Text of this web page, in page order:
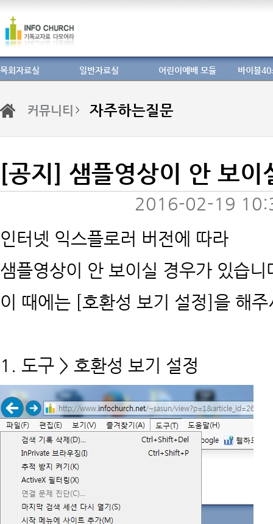
목회자료실 일반자료실 어린이예배 모듈 바이블40
커뮤니티 > 자주하는질문
[공지] 샘플영상이 안 보
2016-02-19
인터넷 익스플로러 버전에 따라
샘플영상이 안 보이실 경우가 있습니
이 때에는 [호환성 보기 설정]을 해
1. 도구 > 호환성 보기 설정